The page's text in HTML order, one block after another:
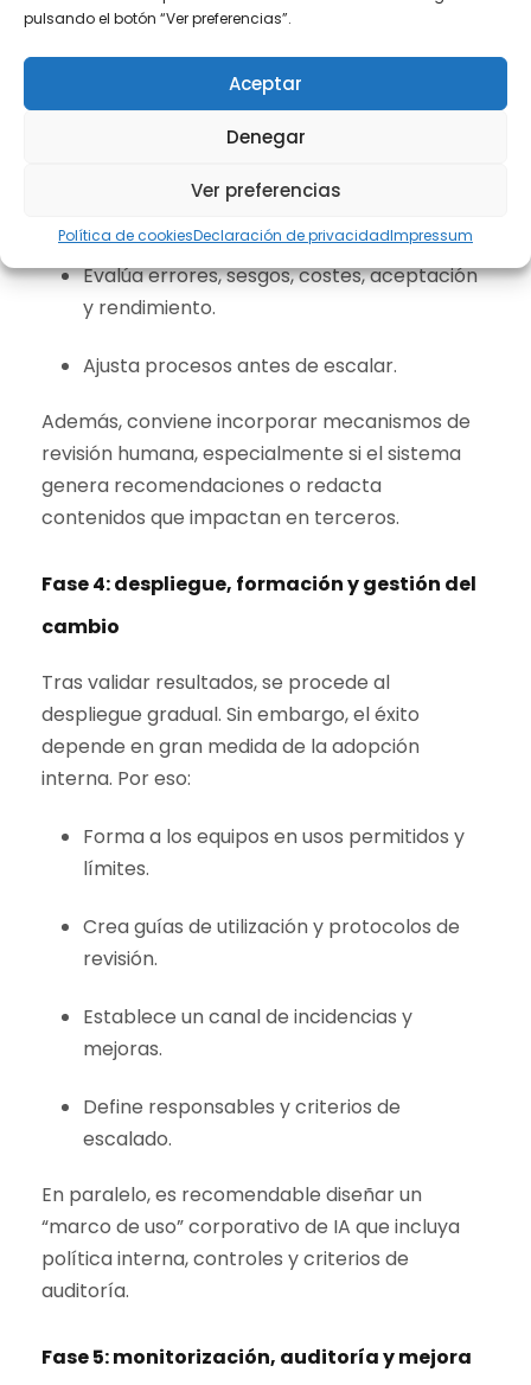
pulsando el botón “Ver preferencias”.
Aceptar
Denegar
Ver preferencias
Política de cookiesDeclaración de privacidadImpressum
Selecciona un área pequeña y un grupo
reducido de usuarios.
Implementa un periodo de prueba con
Evalúa errores, sesgos, costes, aceptación
y rendimiento.
Ajusta procesos antes de escalar.
Además, conviene incorporar mecanismos de
revisión humana, especialmente si el sistema
genera recomendaciones o redacta
contenidos que impactan en terceros.
Fase 4: despliegue, formación y gestión del
cambio
Tras validar resultados, se procede al
despliegue gradual. Sin embargo, el éxito
depende en gran medida de la adopción
interna. Por eso:
Forma a los equipos en usos permitidos y
límites.
Crea guías de utilización y protocolos de
revisión.
Establece un canal de incidencias y
mejoras.
Define responsables y criterios de
escalado.
En paralelo, es recomendable diseñar un
“marco de uso” corporativo de IA que incluya
política interna, controles y criterios de
auditoría.
Fase 5: monitorización, auditoría y mejora